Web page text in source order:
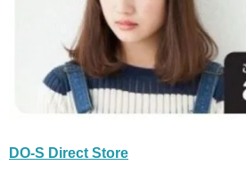
DO-S Direct Store